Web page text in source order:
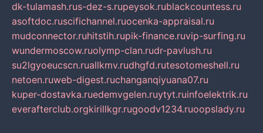
dk-tulamash.rus-dez-s.rupeysok.rublackcountess.ru
asoftdoc.ruscifichannel.ruocenka-appraisal.ru
mudconnector.ruhitstih.rupik-finance.ruvip-surfing.ru
wundermoscow.ruolymp-clan.rudr-pavlush.ru
su2lgyoeucscn.ruallkmv.rudhgfd.rutesotomeshell.ru
netoen.ruweb-digest.ruchanganqiyuana07.ru
kuper-dostavka.ruedemvgelen.ruytyt.ruinfoelektrik.ru
everafterclub.orgkirillkgr.rugoodv1234.ruoopslady.ru